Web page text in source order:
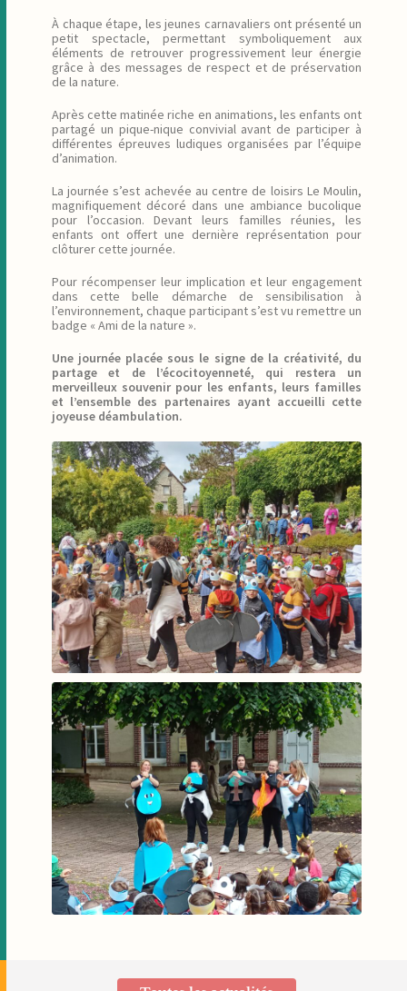
À chaque étape, les jeunes carnavaliers ont présenté un
petit spectacle, permettant symboliquement aux
éléments de retrouver progressivement leur énergie
grâce à des messages de respect et de préservation
de la nature.
Après cette matinée riche en animations, les enfants ont
partagé un pique-nique convivial avant de participer à
différentes épreuves ludiques organisées par l’équipe
d’animation.
La journée s’est achevée au centre de loisirs Le Moulin,
magnifiquement décoré dans une ambiance bucolique
pour l’occasion. Devant leurs familles réunies, les
enfants ont offert une dernière représentation pour
clôturer cette journée.
Pour récompenser leur implication et leur engagement
dans cette belle démarche de sensibilisation à
l’environnement, chaque participant s’est vu remettre un
badge « Ami de la nature ».
Une journée placée sous le signe de la créativité, du
partage et de l’écocitoyenneté, qui restera un
merveilleux souvenir pour les enfants, leurs familles
et l’ensemble des partenaires ayant accueilli cette
joyeuse déambulation.